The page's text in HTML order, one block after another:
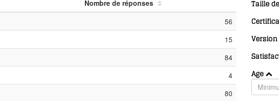
Nombre de réponses
56
15
84
4
80
Taille
Version
Age